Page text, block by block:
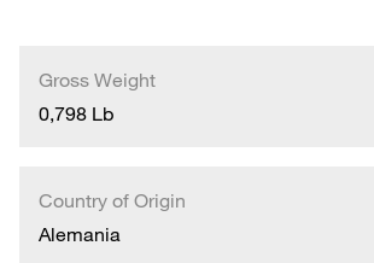
Gross Weight
0,798 Lb
Country of Origin
Alemania